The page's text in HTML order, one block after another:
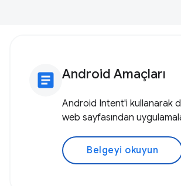
article Android Amaçları
Android Intent'i kullanarak
web sayfasından
Belgeyi okuyun